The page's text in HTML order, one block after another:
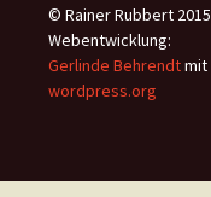
© Rainer Rubbert 2015
Webentwicklung:
Gerlinde Behrendtmit
wordpress.org